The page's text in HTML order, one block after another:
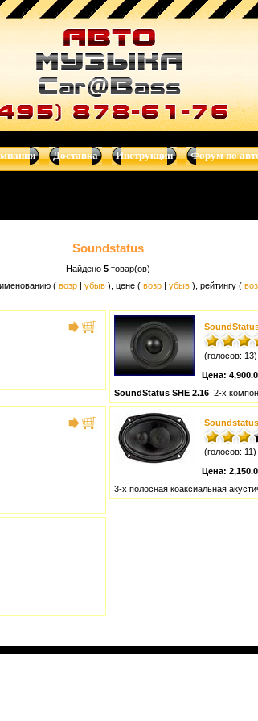
автотелевизоры, усилители, dvd-
Доставка Инструкции Форум по
Soundstatus
Найдено 5товар(ов)
( возр| убыв), цене ( возр| убыв), рейтингу (
(голосов: 13)
Цена:
SoundStatus SHE 2.16 2-х
Soundstatus
(голосов: 11)
Цена:
3-х полосная коаксиальная